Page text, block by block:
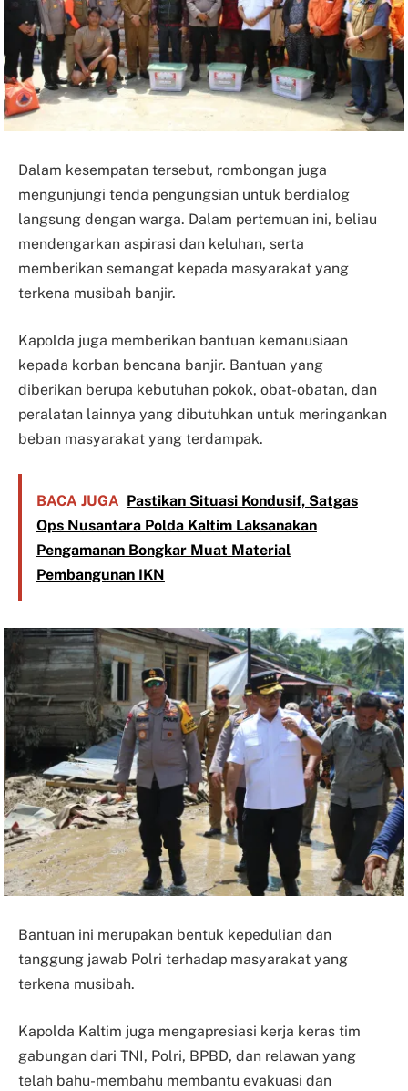
Dalam kesempatan tersebut, rombongan juga
mengunjungi tenda pengungsian untuk berdialog
langsung dengan warga. Dalam pertemuan ini, beliau
mendengarkan aspirasi dan keluhan, serta
memberikan semangat kepada masyarakat yang
terkena musibah banjir.
Kapolda juga memberikan bantuan kemanusiaan
kepada korban bencana banjir. Bantuan yang
diberikan berupa kebutuhan pokok, obat-obatan, dan
peralatan lainnya yang dibutuhkan untuk meringankan
beban masyarakat yang terdampak.
BACA JUGA Pastikan Situasi Kondusif, Satgas
Ops Nusantara Polda Kaltim Laksanakan
Pengamanan Bongkar Muat Material
Pembangunan IKN
Bantuan ini merupakan bentuk kepedulian dan
tanggung jawab Polri terhadap masyarakat yang
terkena musibah.
Kapolda Kaltim juga mengapresiasi kerja keras tim
gabungan dari TNI, Polri, BPBD, dan relawan yang
telah bahu-membahu membantu evakuasi dan